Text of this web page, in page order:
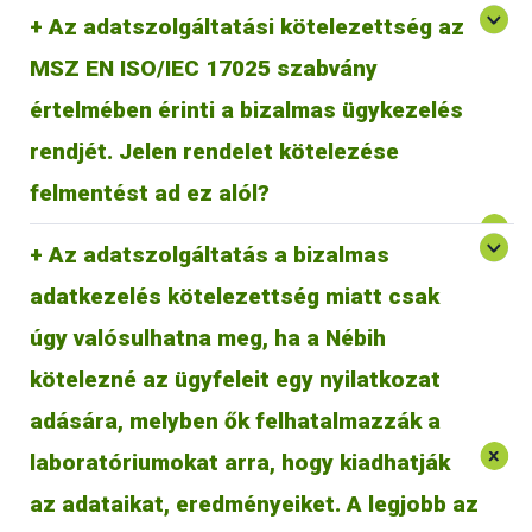
Az adatszolgáltatási kötelezettség az
MSZ EN ISO/IEC 17025 szabvány
értelmében érinti a bizalmas ügykezelés
rendjét. Jelen rendelet kötelezése
felmentést ad ez alól?
A jogszabály kötelezi a laboratóriumot a jelentés
MSZ EN ISO/IEC 17025 szabvány szerinti bizalmas
ügykezelés alól.
Az adatszolgáltatás a bizalmas
adatkezelés kötelezettség miatt csak
úgy valósulhatna meg, ha a Nébih
kötelezné az ügyfeleit egy nyilatkozat
adására, melyben ők felhatalmazzák a
laboratóriumokat arra, hogy kiadhatják
az adataikat, eredményeiket. A legjobb az
A jogszabály a laboratóriumok ügyfelei számára is
kötelezettséget jelent. Előírja, hogy a laboratóriumok a
vizsgálati eredményeikről - bizonyos esetekben
haladéktalanul, egyébként éves összesítésben –
A 8/2021. AM rendelet csak Magyarország területén
hatályos, így csak azokra a laboratóriumokra és azok
tevékenységére vonatkozik, amelyek Magyarország területén